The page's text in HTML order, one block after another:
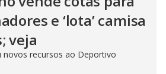
e ‘lota’ camisa
veja
novos recursos ao Deportivo